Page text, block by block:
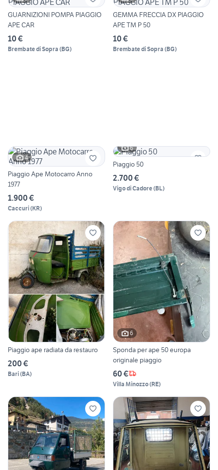
GUARNIZIONI POMPA PIAGGIO
APE CAR
10 €
Brembate di Sopra (BG)
GEMMA FRECCIA DX PIAGGIO
APE TM P 50
10 €
Brembate di Sopra (BG)
4
Piaggio Ape Motocarro Anno
1977
1.900 €
Caccuri(KR)
6
Piaggio 50
2.700 €
Vigo di Cadore(BL)
Piaggio ape radiata da restauro
200 €
Bari(BA)
6
Sponda per ape 50 europa
originale piaggio
60 €
Villa Minozzo(RE)